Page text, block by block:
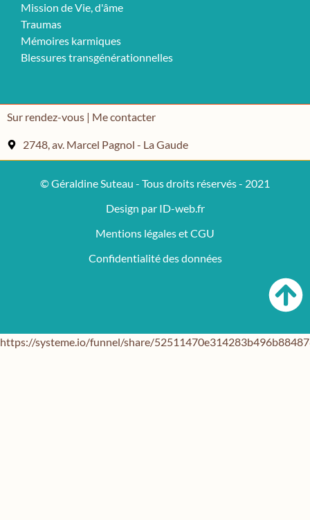
Mission de Vie, d'âme
Traumas
Mémoires karmiques
Blessures transgénérationnelles
Sur rendez-vous | Me contacter
2748, av. Marcel Pagnol - La Gaude
© Géraldine Suteau - Tous droits réservés - 2021
Design par ID-web.fr
Mentions légales et CGU
Confidentialité des données
https://systeme.io/funnel/share/